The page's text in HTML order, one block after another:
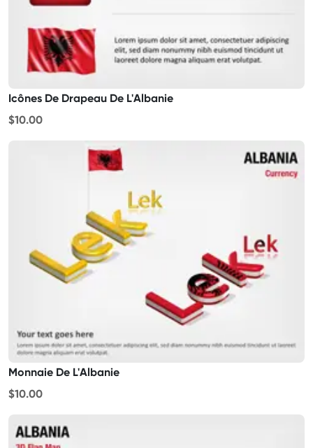
Icônes De Drapeau De L'Albanie
$10.00
Monnaie De L'Albanie
$10.00